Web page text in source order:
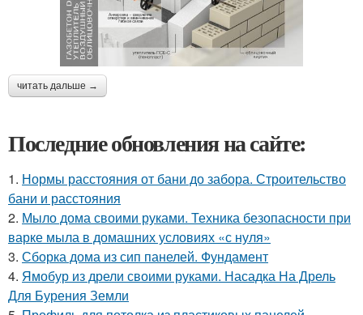
читать дальше →
Последние обновления на сайте:
1. Нормы расстояния от бани до забора. Строительство
бани и расстояния
2. Мыло дома своими руками. Техника безопасности при
варке мыла в домашних условиях «с нуля»
3. Сборка дома из сип панелей. Фундамент
4. Ямобур из дрели своими руками. Насадка На Дрель
Для Бурения Земли